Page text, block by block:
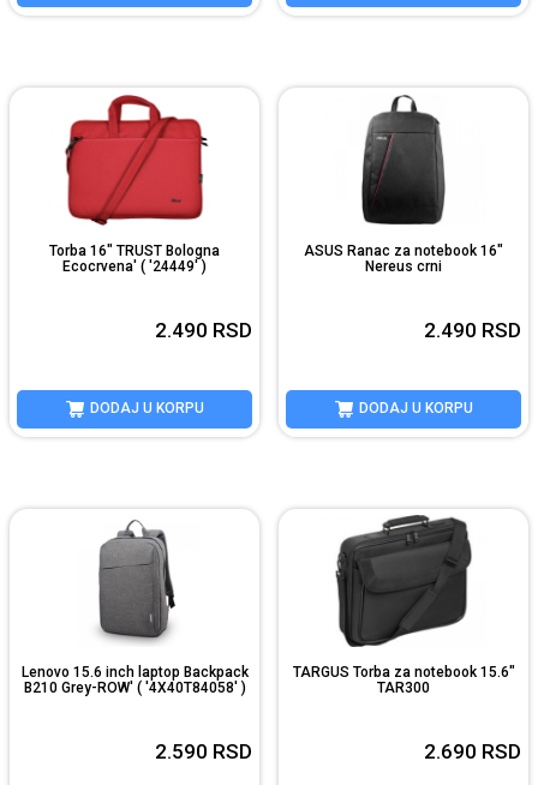
Torba 16" TRUST Bologna
Ecocrvena' ( '24449' )
2.490 RSD
DODAJ U KORPU
ASUS Ranac za notebook 16"
Nereus crni
2.490 RSD
DODAJ U KORPU
Lenovo 15.6 inch laptop Backpack
B210 Grey-ROW' ( '4X40T84058' )
2.590 RSD
TARGUS Torba za notebook 15.6"
TAR300
2.690 RSD